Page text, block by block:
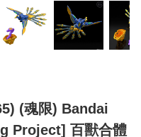
(魂限) Bandai
Project] 百獸合體